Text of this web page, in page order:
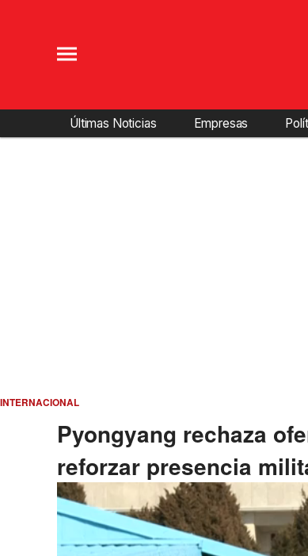
Últimas Noticias Empresas
INTERNACIONAL
Pyongyang rechaza
reforzar presencia